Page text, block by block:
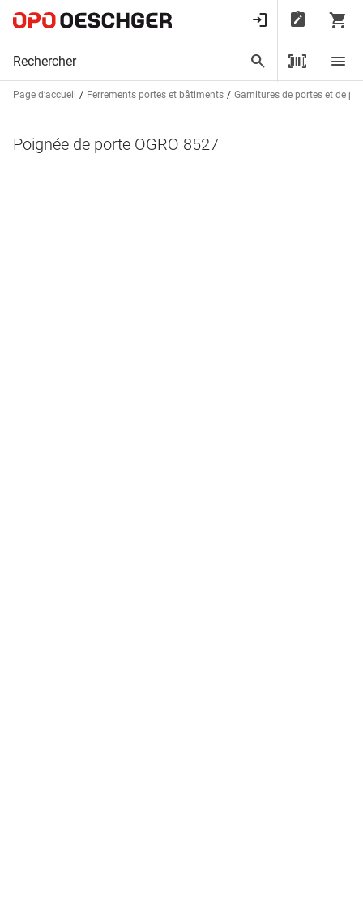
Page d’accueil Ferrements portes et bâtiments Garnitures de portes et de
Poignée de porte OGRO 8527